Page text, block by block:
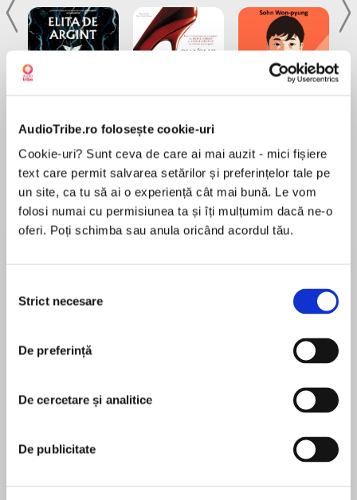
AudioTribe.ro folosește cookie-uri
Cookie-uri? Sunt ceva de care ai mai auzit - mici fișiere
text care permit salvarea setărilor și preferințelor tale pe
un site, ca tu să ai o experiență cât mai bună. Le vom
folosi numai cu permisiunea ta și îți mulțumim dacă ne-o
oferi. Poți schimba sau anula oricând acordul tău.
consimțământului
Strict necesare
De preferință
De cercetare și analitice
De publicitate
de...
Dani Francis
la...
Lauren Weisberger
Desprecarte
As inventive as Agatha Christie, as hilarious as
fiction at its quirkiest and best.
In the sleepy English village of Sanford
Gervase Fen is taking a break from his books to
run for Parliament. At first glance, the village
peaceful, but Fen soon discovers that
În acest moment nu există recenzii
Edmund Crispin
Robert Bruce Montgomery was born in
Buckinghamshire in 1921, and was a golden age